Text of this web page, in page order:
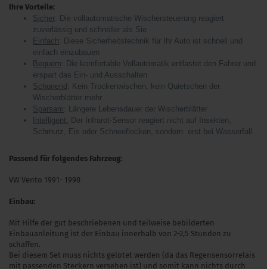
Ihre Vorteile:
Sicher: Die vollautomatische Wischersteuerung reagiert
zuverlässig und schneller als Sie
Einfach: Diese Sicherheitstechnik für Ihr Auto ist schnell und
einfach einzubauen
Bequem: Die komfortable Vollautomatik entlastet den Fahrer und
erspart das Ein- und Ausschalten
Schonend : Kein Trockenwischen, kein Quietschen der
Wischerblätter mehr
Sparsam: Längere Lebensdauer der Wischerblätter
Intelligent: Der Infrarot-Sensor reagiert nicht auf Insekten,
Schmutz, Eis oder Schneeflocken, sondern erst bei Wasserfall.
Passend für folgendes Fahrzeug:
VW Vento 1991- 1998
Einbau:
Mit Hilfe der gut beschriebenen und teilweise bebilderten
Einbauanleitung ist der Einbau innerhalb von 2-2,5 Stunden zu
schaffen.
Bei diesem Set muss nichts gelötet werden (da das Regensensorrelais
mit passenden Steckern versehen ist) und somit kann nichts durch